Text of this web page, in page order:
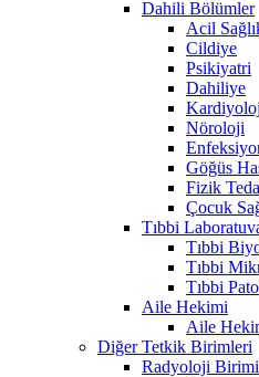
Dahili Bölümler
Acil
Cildiye
Psikiyatri
Dahiliye
Nöroloji
Göğüs
Fizik
Çocuk
Tıbbi
Tıbbi
Tıbbi
Tıbbi
Aile Hekimi
Aile
Diğer Tetkik Birimleri
Radyoloji Birimi